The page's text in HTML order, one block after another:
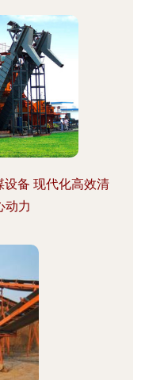
设备 现代化高效清
动力